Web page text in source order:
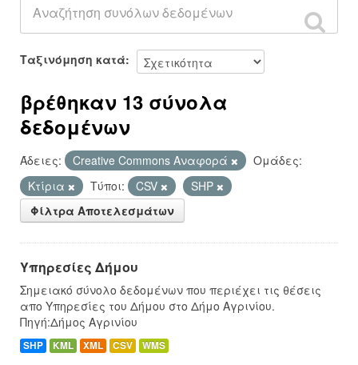
Ταξινόμηση κατά
βρέθηκαν 13 σύνολα
δεδομένων
Άδειες: Creative Commons Αναφορά
Ομάδες:
Κτίρια
Τύποι: CSV
SHP
Φίλτρα Αποτελεσμάτων
Υπηρεσίες Δήμου
Σημειακό σύνολο δεδομένων που περιέχει τις θέσεις
απο Υπηρεσίες του Δήμου στο Δήμο Αγρινίου.
Πηγή:Δήμος Αγρινίου
SHP KML XML CSV WMS